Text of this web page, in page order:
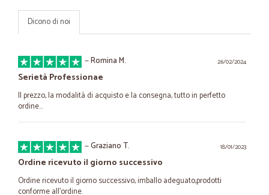
Dicono di noi
26/02/2024
—Romina M.
Serietà Professionae
Il prezzo, la modalità di acquisto e la consegna, tutto in perfetto
ordine...
18/01/2023
—Graziano T.
Ordine ricevuto il giorno successivo
Ordine ricevuto il giorno successivo, imballo adeguato,prodotti
conforme all'ordine.